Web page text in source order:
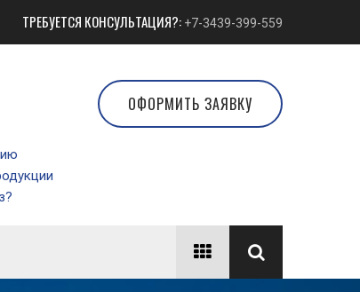
ТРЕБУЕТСЯ КОНСУЛЬТАЦИЯ?: +7-3439-399-559
ОФОРМИТЬ ЗАЯВКУ